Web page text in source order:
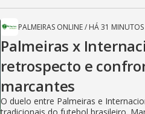
PALMEIRAS ONLINE/ HÁ 31 MINUTOS
Palmeiras x
retrospecto e
marcantes
O duelo entre Palmeiras e